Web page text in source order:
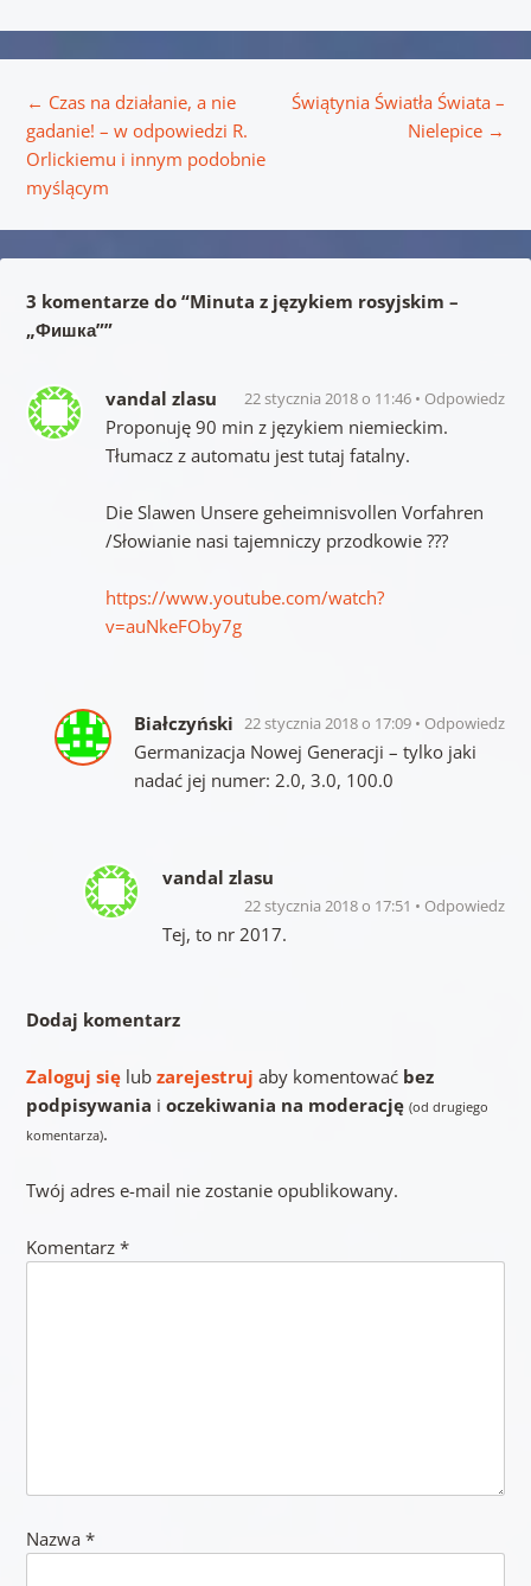
← Czas na działanie, a nie
gadanie! – w odpowiedzi R.
Orlickiemu i innym podobnie
myślącym
Świątynia Światła Świata –
Nielepice →
3 komentarze do “Minuta z językiem rosyjskim –
„Фишка””
vandal zlasu 22 stycznia 2018 o 11:46 Odpowiedz
Proponuję 90 min z językiem niemieckim.
Tłumacz z automatu jest tutaj fatalny.
Die Slawen Unsere geheimnisvollen Vorfahren
/Słowianie nasi tajemniczy przodkowie ???
https://www.youtube.com/watch?
v=auNkeFOby7g
Białczyński 22 stycznia 2018 o 17:09 Odpowiedz
Germanizacja Nowej Generacji – tylko jaki
nadać jej numer: 2.0, 3.0, 100.0
vandal zlasu
22 stycznia 2018 o 17:51 Odpowiedz
Tej, to nr 2017.
Dodaj komentarz
Zaloguj sięlub zarejestruj aby komentować bez
podpisywania i oczekiwania na moderację (od drugiego
komentarza).
Twój adres e-mail nie zostanie opublikowany.
Komentarz *
Nazwa *